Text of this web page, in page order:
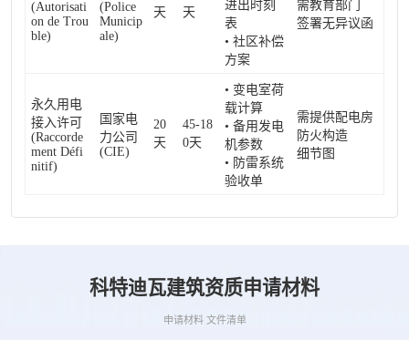
(Autorisati
on de Trou
ble)
(Police
Municip
ale)
天
天
进出时刻
表
• 社区补偿
方案
需教育部门
签署无异议函
永久用电
接入许可
(Raccorde
ment Défi
nitif)
国家电
力公司
(CIE)
20
天
45-18
0天
• 变电室荷
载计算
• 备用发电
机参数
• 防雷系统
验收单
需提供配电房
防火构造
细节图
科特迪瓦建筑资质申请材料
申请材料 文件清单